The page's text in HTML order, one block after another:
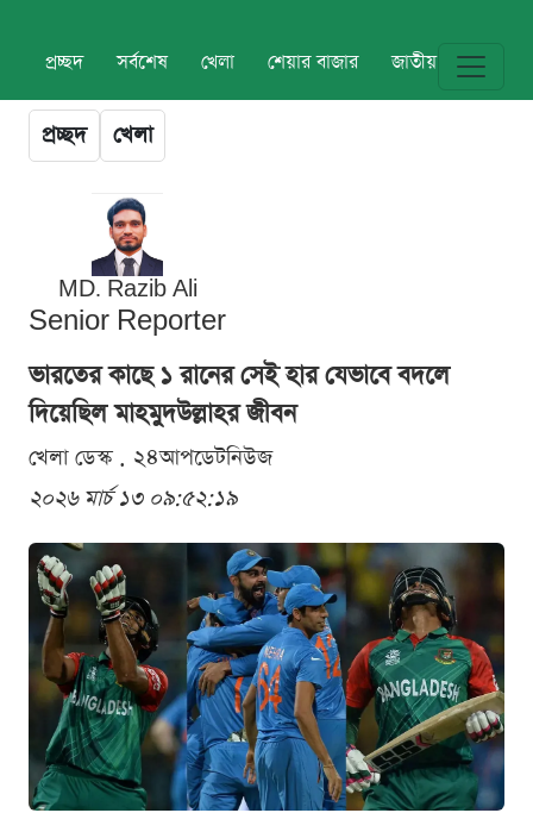
প্রচ্ছদ সর্বশেষ খেলা শেয়ার বাজার জাতীয় বিশ্ব
প্রচ্ছদ খেলা
MD. Razib Ali
Senior Reporter
ভারতের কাছে ১ রানের সেই হার যেভাবে বদলে
দিয়েছিল মাহমুদউল্লাহর জীবন
খেলা ডেস্ক . ২৪আপডেটনিউজ
২০২৬ মার্চ ১৩ ০৯:৫২:১৯